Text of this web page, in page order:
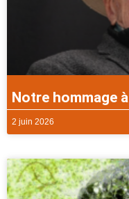
Notre hommage
2 juin 2026